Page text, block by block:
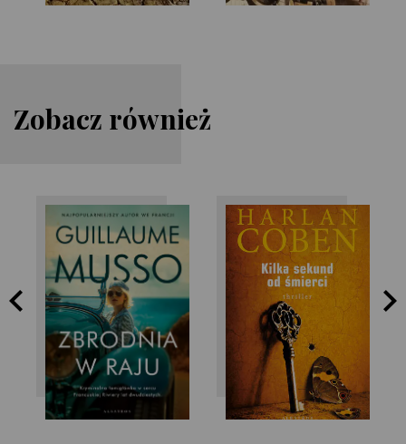
Zobacz również
Guillaume Musso Harlan Coben